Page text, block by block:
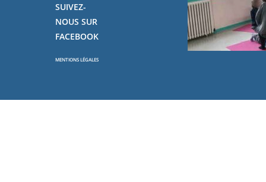
SUIVEZ-
NOUS SUR
FACEBOOK
MENTIONS LÉGALES